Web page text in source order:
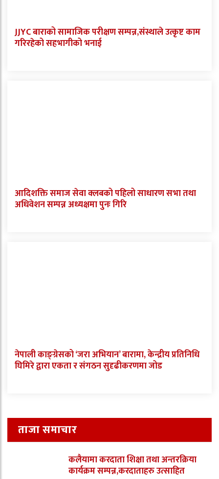
JJYC बाराको सामाजिक परीक्षण सम्पन्न,संस्थाले उत्कृष्ट काम
गरिरहेको सहभागीको भनाई
आदिशक्ति समाज सेवा क्लबको पहिलो साधारण सभा तथा
अधिवेशन सम्पन्न अध्यक्षमा पुनः गिरि
नेपाली काङ्ग्रेसको ‘जरा अभियान’ बारामा, केन्द्रीय प्रतिनिधि
घिमिरे द्वारा एकता र संगठन सुदृढीकरणमा जोड
ताजा समाचार
कलैयामा करदाता शिक्षा तथा अन्तरक्रिया
कार्यक्रम सम्पन्न,करदाताहरु उत्साहित